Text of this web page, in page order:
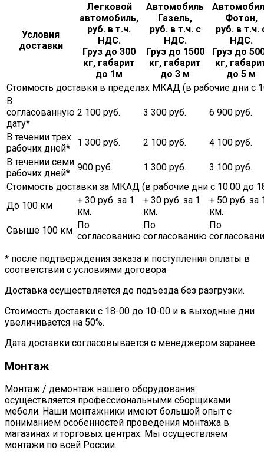
Условия
доставки
Легковой
автомобиль,
руб. в т.ч.
НДС.
Груз до 300
кг, габарит
до 1м
Автомобиль
Газель,
руб. в т.ч. с
НДС.
Груз до 1500
кг, габарит
до 3 м
Фотон,
руб. в т.ч.
НДС.
Груз до
кг,
до 5 м
Стоимость доставки в пределах МКАД (в рабочие дни с
В
согласованную
дату*
2 100 руб. 3 300 руб. 6 900 руб.
В течении трех
рабочих дней*
1 300 руб. 2 100 руб.
4 100 руб.
В течении семи
рабочих дней*
900 руб. 1 300 руб.
3 100 руб.
Стоимость доставки за МКАД (в рабочие дни с 10.00 до
До 100 км
+ 30 руб. за 1
км.
+ 30 руб. за 1
км.
+ 50 руб. за
км.
Свыше 100 км По
согласованию
По
согласованию
По
* после подтверждения заказа и поступления оплаты в
соответствии с условиями договора
Доставка осуществляется до подъезда без разгрузки.
Стоимость доставки с 18-00 до 10-00 и в выходные дни
увеличивается на 50%.
Дата доставки согласовывается с менеджером заранее.
Монтаж
Монтаж / демонтаж нашего оборудования
осуществляется профессиональными сборщиками
мебели. Наши монтажники имеют большой опыт с
пониманием особенностей проведения монтажа в
магазинах и торговых центрах. Мы осуществляем
монтажи по всей России.